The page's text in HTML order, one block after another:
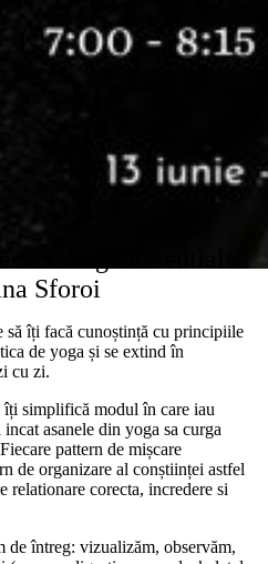
Sforoi
să îți facă cunoștință cu principiile
de yoga și se extind în
cu zi.
simplifică modul în care iau
asanele din yoga sa curga
pattern de mișcare
de organizare al conștiinței astfel
relationare corecta, incredere si
de întreg: vizualizăm, observăm,